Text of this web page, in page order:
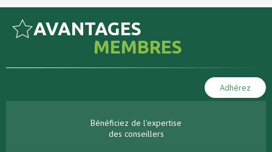
AVANTAGES
MEMBRES
Adhérez
Bénéficiez de l'expertise
des conseillers